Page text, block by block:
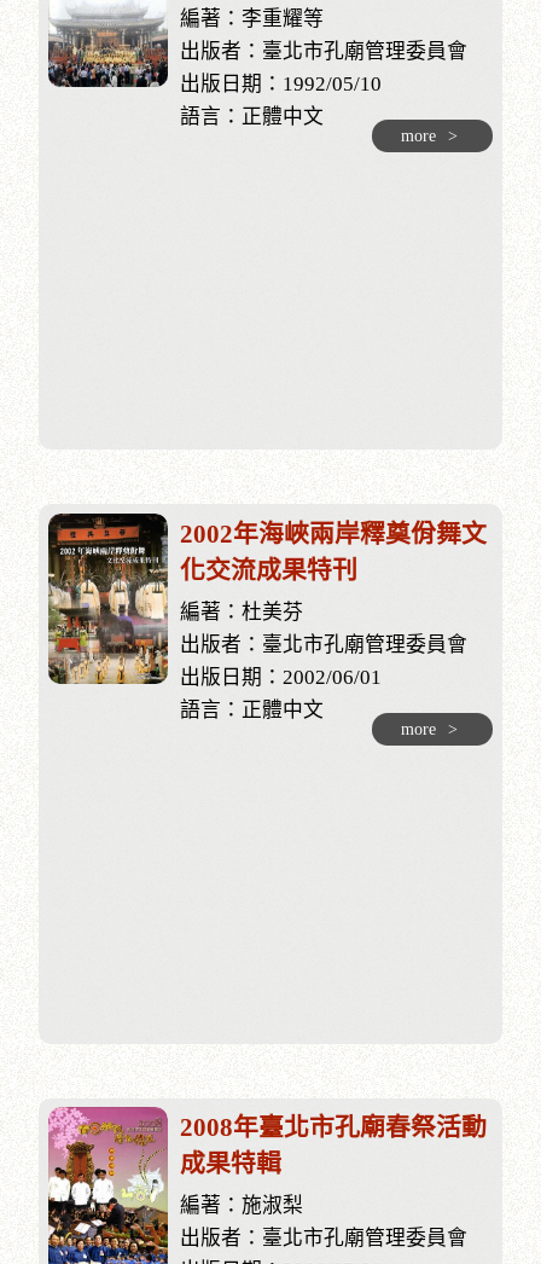
編著：李重耀等
出版者：臺北市孔廟管理委員會
出版日期：1992/05/10
語言：正體中文
more >
2002年海峽兩岸釋奠佾舞文
化交流成果特刊
編著：杜美芬
出版者：臺北市孔廟管理委員會
出版日期：2002/06/01
語言：正體中文
more >
2008年臺北市孔廟春祭活動
成果特輯
編著：施淑梨
出版者：臺北市孔廟管理委員會